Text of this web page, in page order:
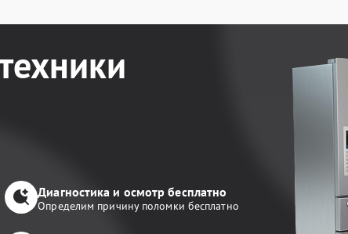
Диагностика и осмотр бесплатно
Определим причину поломки бесплатно